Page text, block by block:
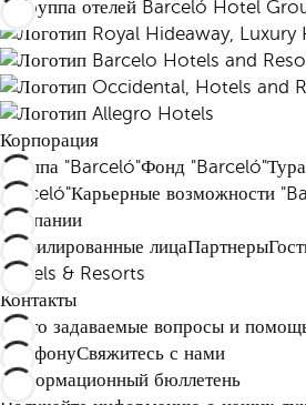
Корпорация
Группа "Barceló"Фонд "Barceló"
Barceló"Карьерные возможности
Компании
Аффилированные лицаПартнеры
Hotels & Resorts
Контакты
Часто задаваемые вопросы и
телефонуСвяжитесь с нами
Информационный бюллетень